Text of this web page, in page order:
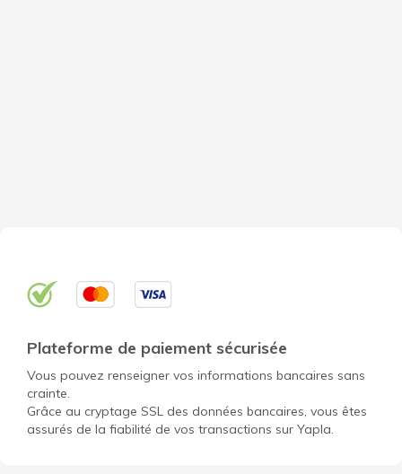
Plateforme de paiement sécurisée
Vous pouvez renseigner vos informations bancaires sans
crainte.
Grâce au cryptage SSL des données bancaires, vous êtes
assurés de la fiabilité de vos transactions sur Yapla.